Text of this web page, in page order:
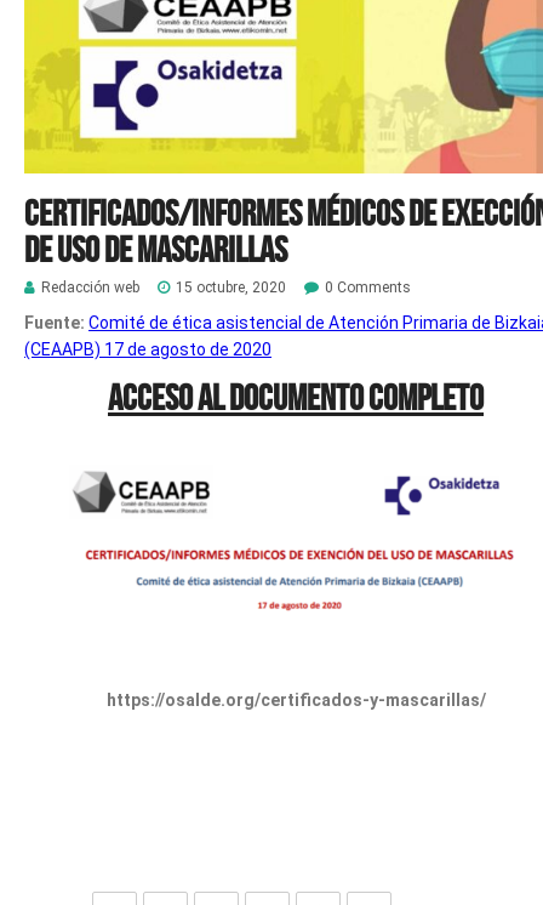
Certificados/Informes médicos de
de uso de mascarillas
Redacción web 15 octubre, 2020 0 Comments
Fuente: Comité de ética asistencial de Atención Primaria de
(CEAAPB) 17 de agosto de 2020
Acceso al documento completo
https://osalde.org/certificados-y-mascarillas/